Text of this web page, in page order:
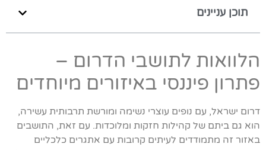
תוכן עניינים
הלוואות לתושבי הדרום –
פתרון פיננסי באיזורים מיוחדים
דרום ישראל, עם נופים עוצרי נשימה ומורשת תרבותית עשירה,
הוא גם ביתם של קהילות חזקות ומלוכדות. עם זאת, התושבים
באזור זה מתמודדים לעיתים קרובות עם אתגרים כלכליים